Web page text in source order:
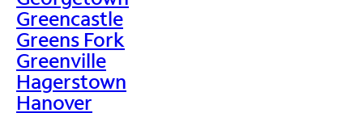
Greencastle
Greens Fork
Greenville
Hagerstown
Hanover